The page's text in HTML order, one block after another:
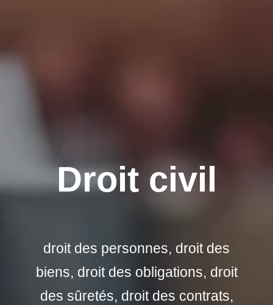
Droit civil
droit des personnes, droit des
biens, droit des obligations, droit
des sûretés, droit des contrats,